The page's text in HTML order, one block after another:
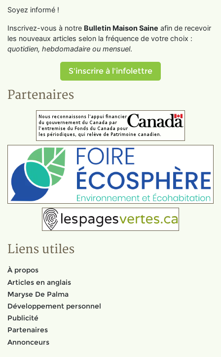
Soyez informé !
Inscrivez-vous à notre Bulletin Maison Saine afin de recevoir
les nouveaux articles selon la fréquence de votre choix :
quotidien, hebdomadaire ou mensuel.
S'inscrire à l'infolettre
Partenaires
Liens utiles
À propos
Articles en anglais
Maryse De Palma
Développement personnel
Publicité
Partenaires
Annonceurs